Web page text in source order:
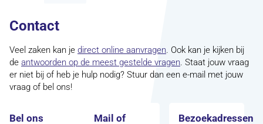
Contact
Veel zaken kan je direct online aanvragen. Ook kan je kijken bij
de antwoorden op de meest gestelde vragen. Staat jouw vraag
er niet bij of heb je hulp nodig? Stuur dan een e-mail met jouw
vraag of bel ons!
Bel ons
Mail of
Bezoekadressen